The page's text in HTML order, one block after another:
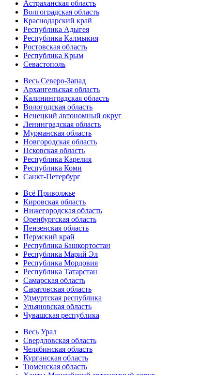
Астраханская область
Волгоградская область
Краснодарский край
Республика Адыгея
Республика Калмыкия
Ростовская область
Республика Крым
Севастополь
Весь Северо-Запад
Архангельская область
Калининградская область
Вологодская область
Ненецкий автономный округ
Ленинградская область
Мурманская область
Новгородская область
Псковская область
Республика Карелия
Республика Коми
Санкт-Петербург
Всё Приволжье
Кировская область
Нижегородская область
Оренбургская область
Пензенская область
Пермский край
Республика Башкортостан
Республика Марий Эл
Республика Мордовия
Республика Татарстан
Самарская область
Саратовская область
Удмуртская республика
Ульяновская область
Чувашская республика
Весь Урал
Свердловская область
Челябинская область
Курганская область
Тюменская область